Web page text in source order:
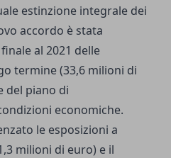
estinzione integrale dei
accordo è stata
al 2021 delle
termine (33,6 milioni di
del piano di
economiche.
le esposizioni a
milioni di euro) e il